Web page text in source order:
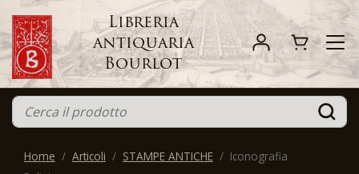
Libreria
antiquaria
Bourlot
Home Articoli STAMPE ANTICHE
Iconografia